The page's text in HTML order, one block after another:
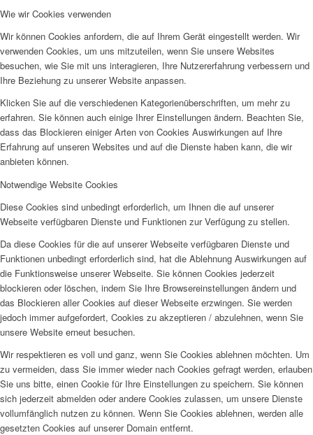
Wie wir Cookies verwenden
Wir können Cookies anfordern, die auf Ihrem Gerät eingestellt werden. Wir
verwenden Cookies, um uns mitzuteilen, wenn Sie unsere Websites
besuchen, wie Sie mit uns interagieren, Ihre Nutzererfahrung verbessern und
Ihre Beziehung zu unserer Website anpassen.
Klicken Sie auf die verschiedenen Kategorienüberschriften, um mehr zu
erfahren. Sie können auch einige Ihrer Einstellungen ändern. Beachten Sie,
dass das Blockieren einiger Arten von Cookies Auswirkungen auf Ihre
Erfahrung auf unseren Websites und auf die Dienste haben kann, die wir
anbieten können.
Notwendige Website Cookies
Diese Cookies sind unbedingt erforderlich, um Ihnen die auf unserer
Webseite verfügbaren Dienste und Funktionen zur Verfügung zu stellen.
Da diese Cookies für die auf unserer Webseite verfügbaren Dienste und
Funktionen unbedingt erforderlich sind, hat die Ablehnung Auswirkungen auf
die Funktionsweise unserer Webseite. Sie können Cookies jederzeit
blockieren oder löschen, indem Sie Ihre Browsereinstellungen ändern und
das Blockieren aller Cookies auf dieser Webseite erzwingen. Sie werden
jedoch immer aufgefordert, Cookies zu akzeptieren / abzulehnen, wenn Sie
unsere Website erneut besuchen.
Wir respektieren es voll und ganz, wenn Sie Cookies ablehnen möchten. Um
zu vermeiden, dass Sie immer wieder nach Cookies gefragt werden, erlauben
Sie uns bitte, einen Cookie für Ihre Einstellungen zu speichern. Sie können
sich jederzeit abmelden oder andere Cookies zulassen, um unsere Dienste
vollumfänglich nutzen zu können. Wenn Sie Cookies ablehnen, werden alle
gesetzten Cookies auf unserer Domain entfernt.